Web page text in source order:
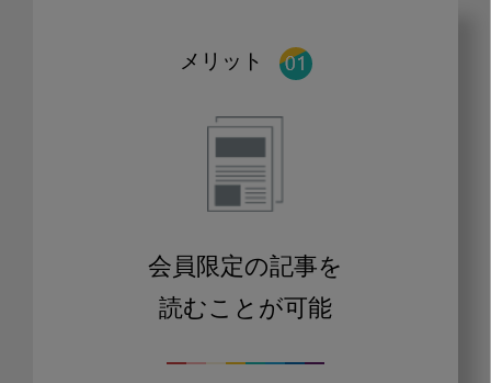
メリット
会員限定の記事を
読むことが可能